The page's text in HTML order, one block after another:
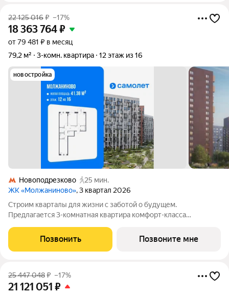
22 125 016₽ –17%
18 363 764₽
от 79 481 ₽ в месяц
79,2 м²
3-комн. квартира 12 этаж из 16
новостройка
Новоподрезково
25 мин.
ЖК «Молжаниново», 3 квартал 2026
Строим кварталы для жизни с заботой о будущем.
Предлагается 3-комнатная квартира комфорт-класса
этаже, в жилом комплексе "Молжаниново".Для тех, кто ценит
время, предлагаем сделать готовую отделку:
Позвонить Позвоните мне
25 447 048₽ –17%
21 121 051 ₽